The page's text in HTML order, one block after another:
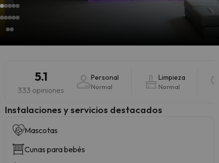
5.1
333 opiniones
Personal
Normal
Limpieza
Normal
Instalaciones y servicios destacados
Mascotas
Cunas para bebés